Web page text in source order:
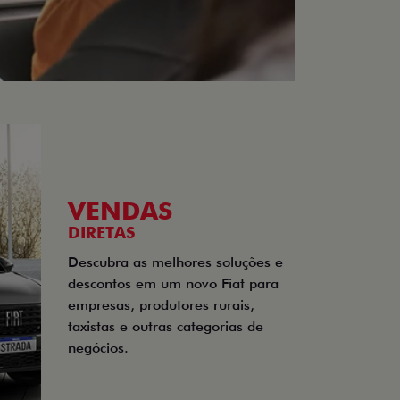
VENDAS
DIRETAS
Descubra as melhores soluções e
descontos em um novo Fiat para
empresas, produtores rurais,
taxistas e outras categorias de
negócios.